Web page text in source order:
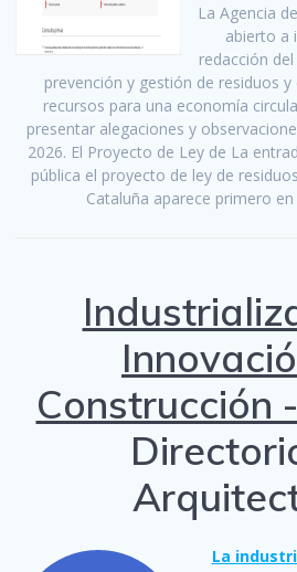
La Agencia
abierto a
redacción
prevención y gestión de residuos
recursos para una economía
presentar alegaciones y
2026. El Proyecto de Ley de La
pública el proyecto de ley de
Cataluña aparece primero en
Construcción
La